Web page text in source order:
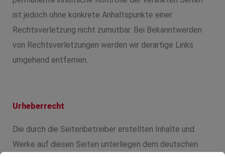
ist jedoch ohne konkrete Anhaltspunkte einer
Rechtsverletzung nicht zumutbar. Bei Bekanntwerden
von Rechtsverletzungen werden wir derartige Links
umgehend entfernen.
Urheberrecht
Die durch die Seitenbetreiber erstellten Inhalte und
Werke auf diesen Seiten unterliegen dem deutschen